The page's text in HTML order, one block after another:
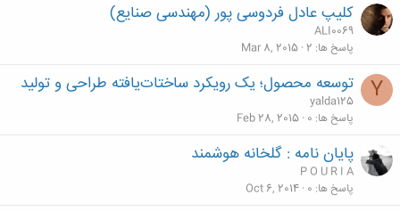
کلیپ عادل فردوسی پور (مهندسی صنایع)
ALI0069
پاسخ ها 2
Mar 8, 2015
Y توسعه محصول؛ یک رویکرد ساختات‌یافته طراحی و تولید
yalda125
پاسخ ها 0
Feb 28, 2015
پایان نامه : گلخانه هوشمند
P O U R I A
پاسخ ها 0
Oct 6, 2014